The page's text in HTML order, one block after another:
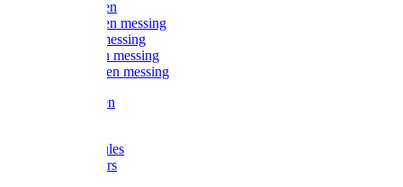
Kogelkranen
Koppelingen messing
Sproeiers messing
Tuinspuiten messing
Slangstukken messing
Handspuiten
Kunststoftules
Regenmeters